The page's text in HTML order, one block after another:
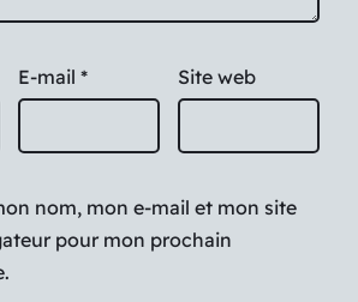
E-mail * Site web
nom, mon e-mail et mon site
pour mon prochain